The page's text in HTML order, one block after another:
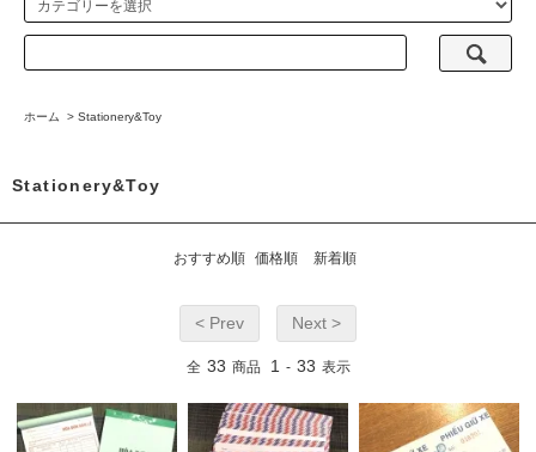
ホーム > Stationery&Toy
Stationery&Toy
おすすめ順 価格順 新着順
< Prev Next >
全 33 商品 1 - 33 表示